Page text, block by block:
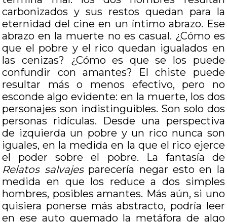
carbonizados y sus restos quedan para la
eternidad del cine en un íntimo abrazo. Ese
abrazo en la muerte no es casual. ¿Cómo es
que el pobre y el rico quedan igualados en
las cenizas? ¿Cómo es que se los puede
confundir con amantes? El chiste puede
resultar más o menos efectivo, pero no
esconde algo evidente: en la muerte, los dos
personajes son indistinguibles. Son solo dos
personas ridículas. Desde una perspectiva
de izquierda un pobre y un rico nunca son
iguales, en la medida en la que el rico ejerce
el poder sobre el pobre. La fantasía de
Relatos salvajesparecería negar esto en la
medida en que los reduce a dos simples
hombres, posibles amantes. Más aún, si uno
quisiera ponerse más abstracto, podría leer
en ese auto quemado la metáfora de algo